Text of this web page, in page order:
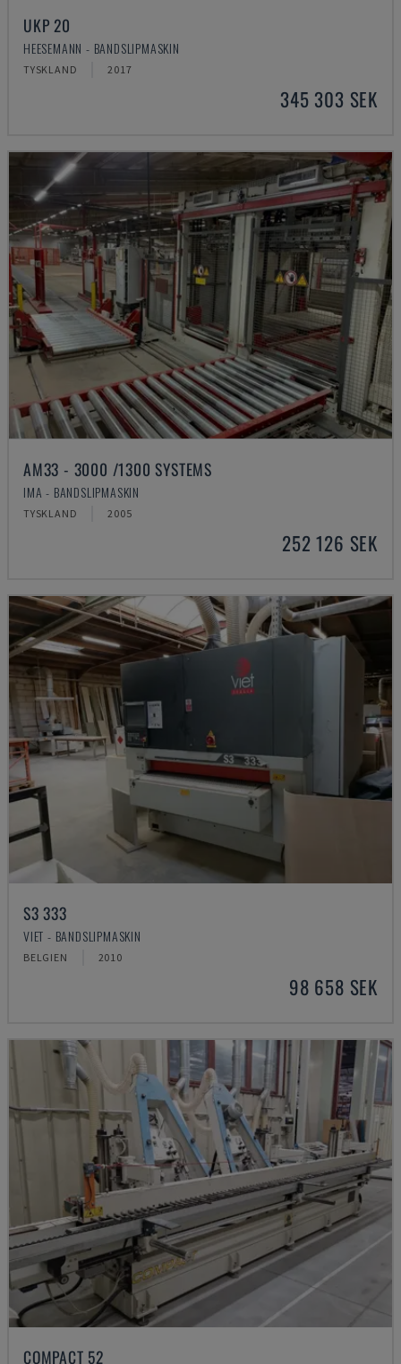
UKP 20
HEESEMANN - BANDSLIPMASKIN
TYSKLAND 2017
345 303 SEK
AM33 - 3000 /1300 SYSTEMS
IMA - BANDSLIPMASKIN
TYSKLAND 2005
252 126 SEK
S3 333
VIET - BANDSLIPMASKIN
BELGIEN 2010
98 658 SEK
COMPACT 52